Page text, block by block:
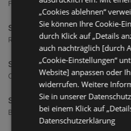
Flachsmeerstraße 5, 26871
Shell
Rhauderwieke 21, 26817
Shell
Ostertorstraße 99, 26670 Uplengen
Shell
Bismarckstraße 261, 26389
„Cookies ablehnen“
Sie können Ihre Cookie-
durch Klick auf „Details
auch nachträglich [durch
„Cookie-Einstellungen“
Website] anpassen oder
widerrufen. Weitere
Sie in unserer
bei einem Klick auf
Datenschutzerklärung